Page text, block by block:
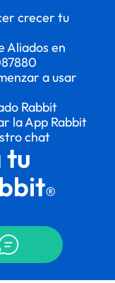
crecer tu
Aliados en
a usar
Rabbit
la App Rabbit
chat
tu
®